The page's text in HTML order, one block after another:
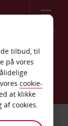
Menu
tilbud, til
på vores
cookie-
at klikke
af cookies.